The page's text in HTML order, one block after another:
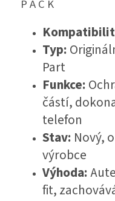
P A C K
Typ:
Part
Funkce:
částí,
telefon
Stav: Nový,
výrobce
Výhoda:
fit,